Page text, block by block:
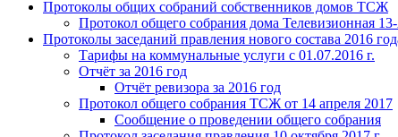
Протоколы общих собраний собственников домов ТСЖ
Протокол общего собрания дома Телевизионная
Протоколы заседаний правления нового состава 2016
Тарифы на коммунальные услуги с 01.07.2016 г.
Отчёт за 2016 год
Отчёт ревизора за 2016 год
Протокол общего собрания ТСЖ от 14 апреля 2017
Сообщение о проведении общего собрания